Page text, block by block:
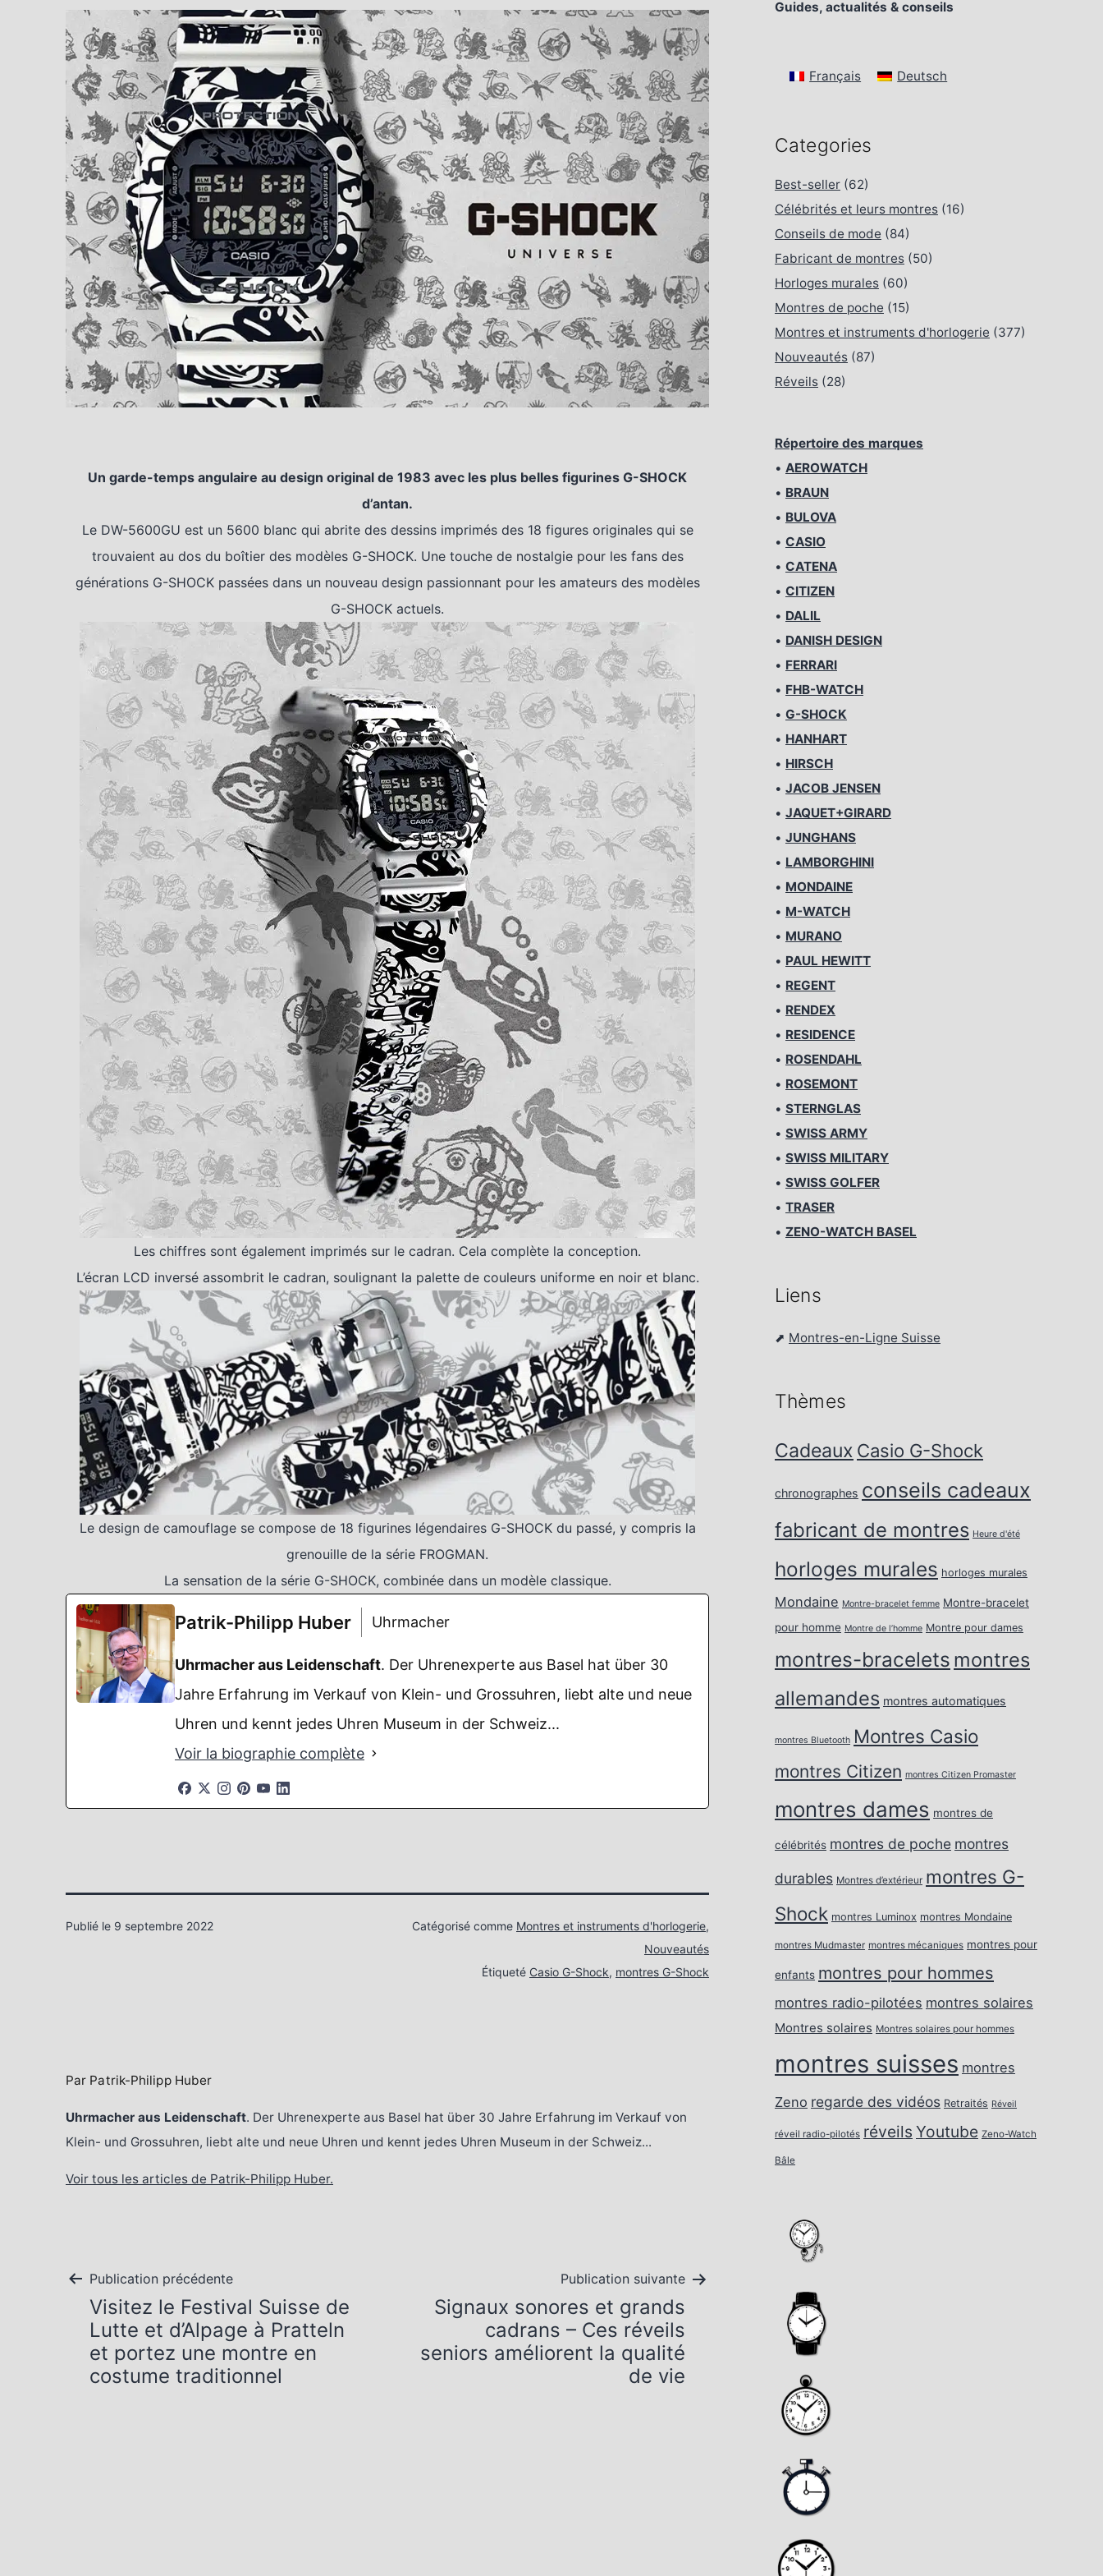
Un garde-temps angulaire au design original de 1983 avec les plus belles figurines G-SHOCK
d’antan.
Le DW-5600GU est un 5600 blanc qui abrite des dessins imprimés des 18 figures originales qui se
trouvaient au dos du boîtier des modèles G-SHOCK. Une touche de nostalgie pour les fans des
générations G-SHOCK passées dans un nouveau design passionnant pour les amateurs des modèles
G-SHOCK actuels.
Les chiffres sont également imprimés sur le cadran. Cela complète la conception.
L’écran LCD inversé assombrit le cadran, soulignant la palette de couleurs uniforme en noir et blanc.
Le design de camouflage se compose de 18 figurines légendaires G-SHOCK du passé, y compris la
grenouille de la série FROGMAN.
La sensation de la série G-SHOCK, combinée dans un modèle classique.
Patrik-Philipp Huber Uhrmacher
Uhrmacher aus Leidenschaft. Der Uhrenexperte aus Basel hat über 30
Jahre Erfahrung im Verkauf von Klein- und Grossuhren, liebt alte und neue
Uhren und kennt jedes Uhren Museum in der Schweiz...
Voir la biographie complète
Publié le 9 septembre 2022 Catégorisé comme Montres et instruments d'horlogerie,
Nouveautés
Étiqueté Casio G-Shock, montres G-Shock
Par Patrik-Philipp Huber
Uhrmacher aus Leidenschaft. Der Uhrenexperte aus Basel hat über 30 Jahre Erfahrung im Verkauf von
Klein- und Grossuhren, liebt alte und neue Uhren und kennt jedes Uhren Museum in der Schweiz...
Voir tous les articles de Patrik-Philipp Huber.
Navigation
de
l’article
Publication précédente
Visitez le Festival Suisse de
Lutte et d’Alpage à Pratteln
et portez une montre en
costume traditionnel
Publication suivante
Signaux sonores et grands
cadrans – Ces réveils
seniors améliorent la qualité
de vie
Guides, actualités & conseils
Français Deutsch
Categories
Best-seller (62)
Célébrités et leurs montres (16)
Conseils de mode (84)
Fabricant de montres (50)
Horloges murales (60)
Montres de poche (15)
Montres et instruments d'horlogerie (377)
Nouveautés (87)
Réveils (28)
Répertoire des marques
• AEROWATCH
• BRAUN
• BULOVA
• CASIO
• CATENA
• CITIZEN
• DALIL
• DANISH DESIGN
• FERRARI
• FHB-WATCH
• G-SHOCK
• HANHART
• HIRSCH
• JACOB JENSEN
• JAQUET+GIRARD
• JUNGHANS
• LAMBORGHINI
• MONDAINE
• M-WATCH
• MURANO
• PAUL HEWITT
• REGENT
• RENDEX
• RESIDENCE
• ROSENDAHL
• ROSEMONT
• STERNGLAS
• SWISS ARMY
• SWISS MILITARY
• SWISS GOLFER
• TRASER
• ZENO-WATCH BASEL
Liens
⬈ Montres-en-Ligne Suisse
Thèmes
Cadeaux Casio G-Shock
chronographes conseils cadeaux
fabricant de montres Heure d'été
horloges murales horloges murales
Mondaine Montre-bracelet femme Montre-bracelet
pour homme Montre de l’homme Montre pour dames
montres-bracelets montres
allemandes montres automatiques
montres Bluetooth Montres Casio
montres Citizen montres Citizen Promaster
montres dames montres de
célébrités montres de poche montres
durables Montres d’extérieur montres G-
Shock montres Luminox montres Mondaine
montres Mudmaster montres mécaniques montres pour
enfants montres pour hommes
montres radio-pilotées montres solaires
Montres solaires Montres solaires pour hommes
montres suisses montres
Zeno regarde des vidéos Retraités Réveil
réveil radio-pilotés réveils Youtube Zeno-Watch
Bâle